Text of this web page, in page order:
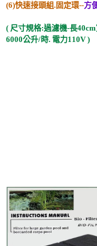
(6)快速接頭組.固定環--方
( 尺寸規格:過濾機-長
6000公升/時. 電力110V )